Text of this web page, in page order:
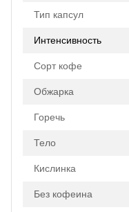
Тип капсул
Интенсивность
Сорт кофе
Обжарка
Горечь
Тело
Кислинка
Без кофеина